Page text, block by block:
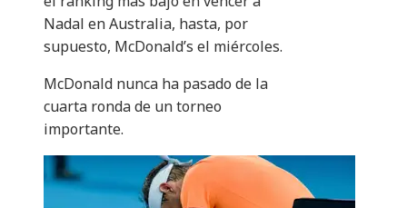
Nadal en Australia, hasta, por
supuesto, McDonald’s el miércoles.
McDonald nunca ha pasado de la
cuarta ronda de un torneo
importante.